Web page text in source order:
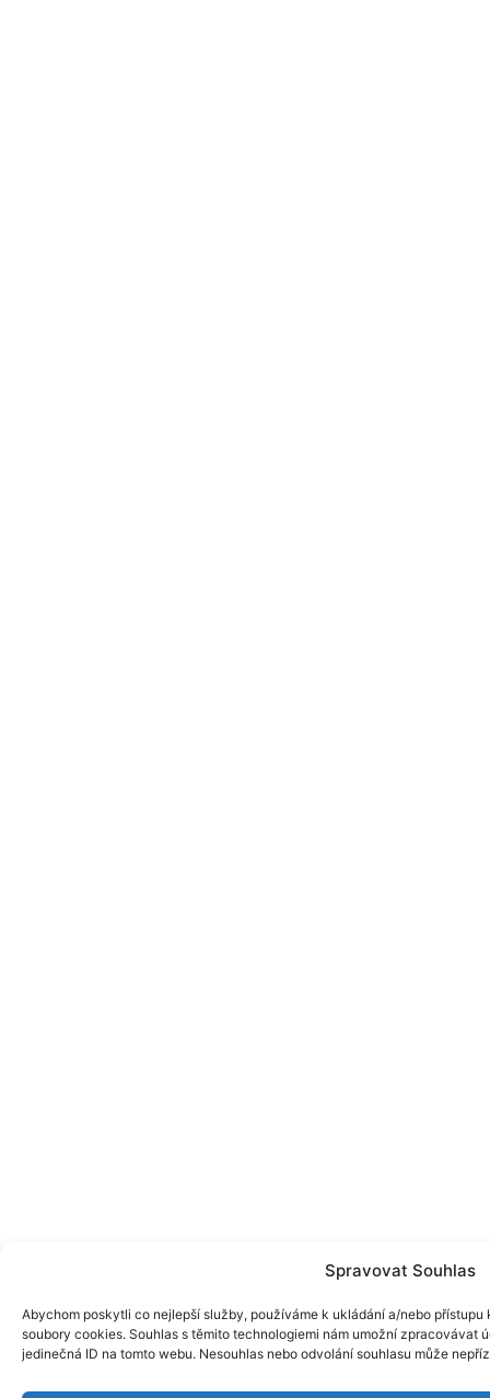
Spravovat Souhlas
Abychom poskytli co nejlepší služby, používáme k ukládání a/nebo
soubory cookies. Souhlas s těmito technologiemi nám umožní zpracovávat
jedinečná ID na tomto webu. Nesouhlas nebo odvolání souhlasu může